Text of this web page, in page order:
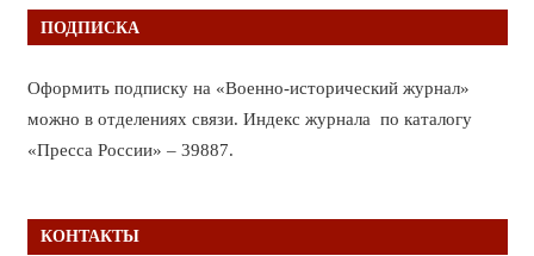
ПОДПИСКА
Оформить подписку на «Военно-исторический журнал»
можно в отделениях связи. Индекс журнала по каталогу
«Пресса России» – 39887.
КОНТАКТЫ